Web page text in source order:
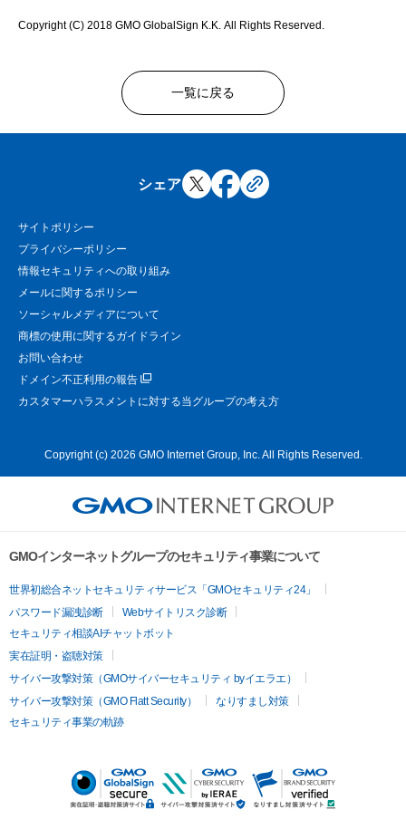
Copyright (C) 2018 GMO GlobalSign K.K. All Rights Reserved.
一覧に戻る
シェア
サイトポリシー
プライバシーポリシー
情報セキュリティへの取り組み
メールに関するポリシー
ソーシャルメディアについて
商標の使用に関するガイドライン
お問い合わせ
ドメイン不正利用の報告
カスタマーハラスメントに対する当グループの考え方
Copyright (c) 2026 GMO Internet Group, Inc. All Rights Reserved.
GMOインターネットグループのセキュリティ事業について
世界初総合ネットセキュリティサービス「GMOセキュリティ24」
パスワード漏洩診断
Webサイトリスク診断
セキュリティ相談AIチャットボット
実在証明・盗聴対策
サイバー攻撃対策（GMOサイバーセキュリティ byイエラエ）
サイバー攻撃対策（GMO Flatt Security）
なりすまし対策
セキュリティ事業の軌跡